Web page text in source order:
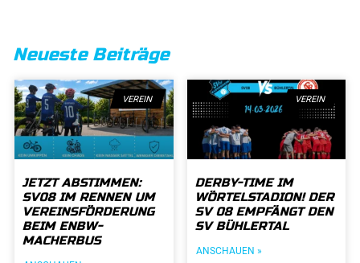
Neueste Beiträge
VEREIN
JETZT ABSTIMMEN:
SV08 IM RENNEN UM
VEREINSFÖRDERUNG
BEIM ENBW-
MACHERBUS
VEREIN
DERBY-TIME IM
WÖRTELSTADION! DER
SV 08 EMPFÄNGT DEN
SV BÜHLERTAL
ANSCHAUEN »